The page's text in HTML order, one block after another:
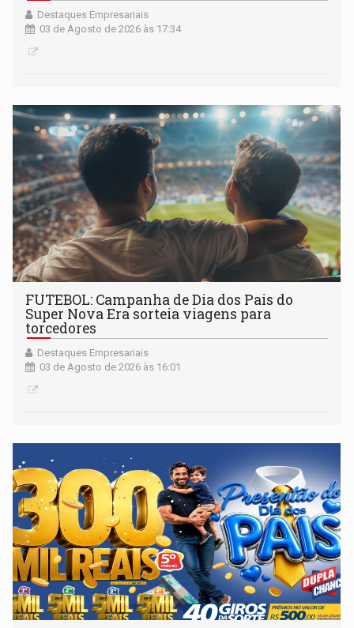
Destaques Empresariais
03 de Agosto de 2026 às 17:34
FUTEBOL: Campanha de Dia dos Pais do
Super Nova Era sorteia viagens para
torcedores
Destaques Empresariais
03 de Agosto de 2026 às 16:01